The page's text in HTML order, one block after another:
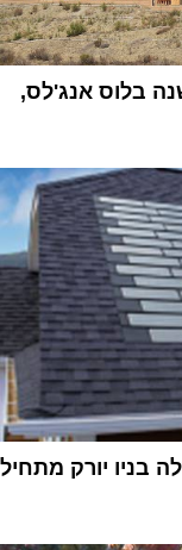
השנה בלוס אנג'לס,
בניו יורק מתחיל